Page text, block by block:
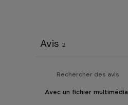
Avis 2
Avec un fichier multimédia